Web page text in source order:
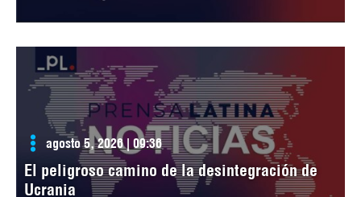
agosto 5, 2026 | 09:36
El peligroso camino de la desintegración de
Ucrania